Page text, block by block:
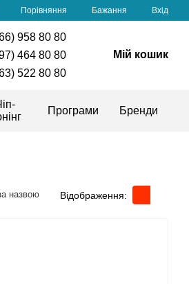
Порівняння Бажання Вхід
958 80 80
464 80 80
522 80 80
Мій кошик
Програми Бренди
назвою Відображення: